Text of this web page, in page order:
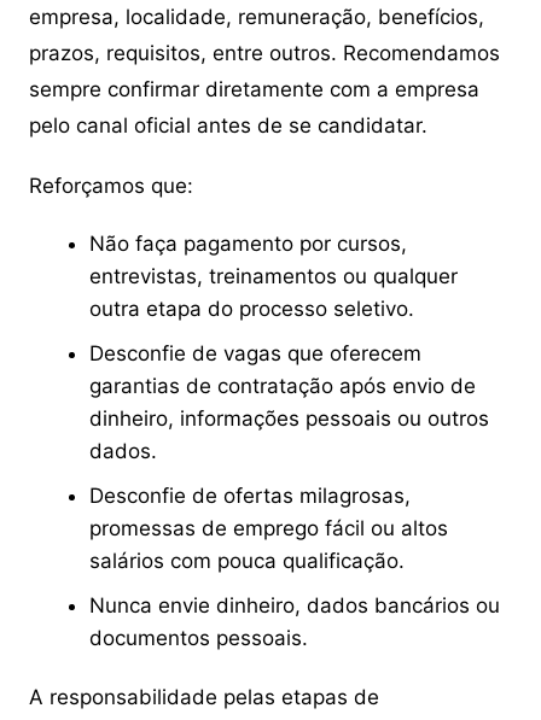
empresa, localidade, remuneração, benefícios,
prazos, requisitos, entre outros. Recomendamos
sempre confirmar diretamente com a empresa
pelo canal oficial antes de se candidatar.
Reforçamos que:
Não faça pagamento por cursos,
entrevistas, treinamentos ou qualquer
outra etapa do processo seletivo.
Desconfie de vagas que oferecem
garantias de contratação após envio de
dinheiro, informações pessoais ou outros
dados.
Desconfie de ofertas milagrosas,
promessas de emprego fácil ou altos
salários com pouca qualificação.
Nunca envie dinheiro, dados bancários ou
documentos pessoais.
A responsabilidade pelas etapas de